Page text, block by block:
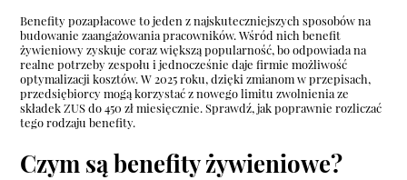
Benefity pozapłacowe to jeden z najskuteczniejszych sposobów na
budowanie zaangażowania pracowników. Wśród nich benefit
żywieniowy zyskuje coraz większą popularność, bo odpowiada na
realne potrzeby zespołu i jednocześnie daje firmie możliwość
optymalizacji kosztów. W 2025 roku, dzięki zmianom w przepisach,
przedsiębiorcy mogą korzystać z nowego limitu zwolnienia ze
składek ZUS do 450 zł miesięcznie. Sprawdź, jak poprawnie rozliczać
tego rodzaju benefity.
Czym są benefity żywieniowe?